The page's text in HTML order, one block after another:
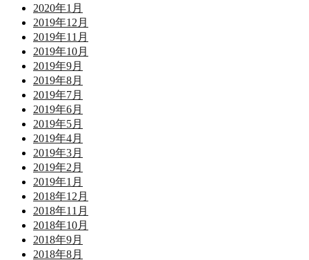
2020年1月
2019年12月
2019年11月
2019年10月
2019年9月
2019年8月
2019年7月
2019年6月
2019年5月
2019年4月
2019年3月
2019年2月
2019年1月
2018年12月
2018年11月
2018年10月
2018年9月
2018年8月